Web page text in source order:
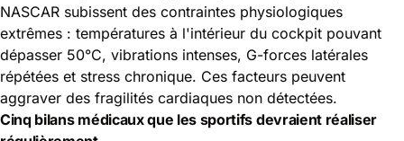
NASCAR subissent des contraintes physiologiques
extrêmes : températures à l'intérieur du cockpit pouvant
dépasser 50°C, vibrations intenses, G-forces latérales
répétées et stress chronique. Ces facteurs peuvent
aggraver des fragilités cardiaques non détectées.
Cinq bilans médicaux que les sportifs devraient réaliser